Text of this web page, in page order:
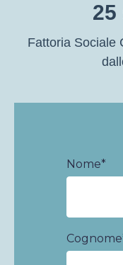
25
Fattoria Sociale
Nome*
Cognome